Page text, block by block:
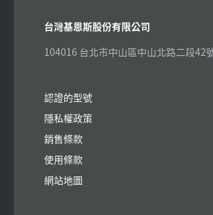
台灣基恩斯股份有限公司
104016 台北市中山區中山北路二段42
認證的型號
隱私權政策
銷售條款
使用條款
網站地圖